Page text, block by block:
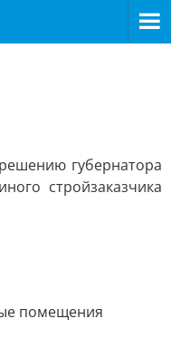
губернатора
стройзаказчика
помещения